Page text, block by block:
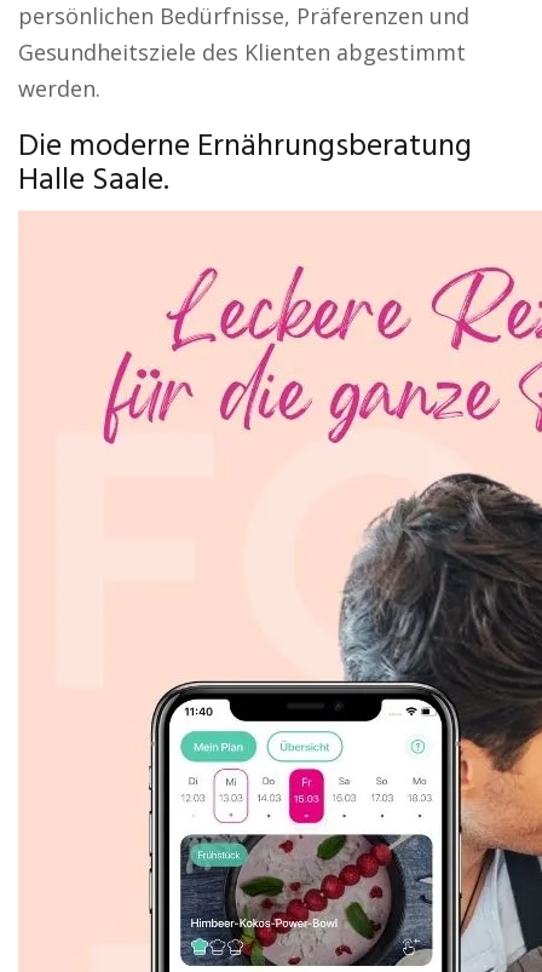
persönlichen Bedürfnisse, Präferenzen und
Gesundheitsziele des Klienten abgestimmt
werden.
Die moderne Ernährungsberatung
Halle Saale.